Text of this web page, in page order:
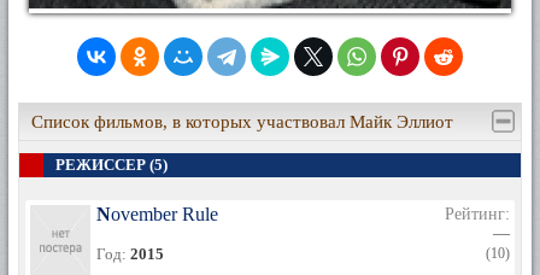
Список фильмов, в которых участвовал Майк Эллиот
РЕЖИССЕР (5)
November Rule
Год: 2015
Рейтинг:
—
(10)